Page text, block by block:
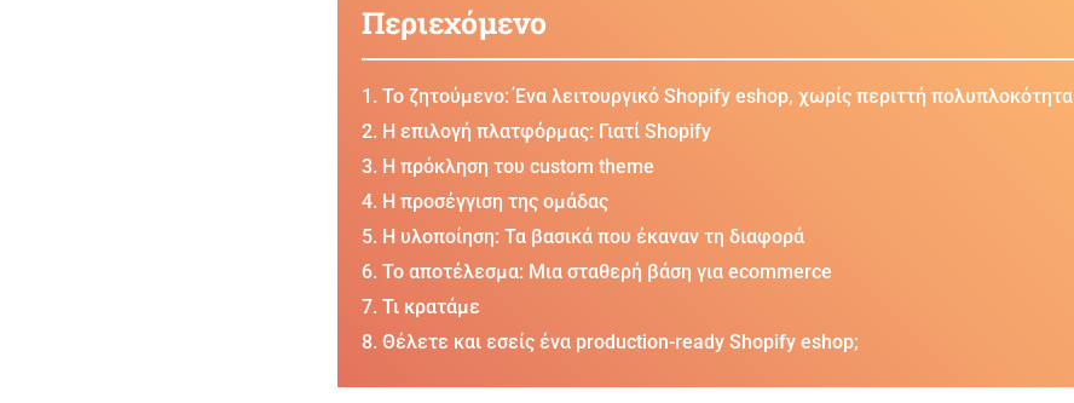
Περιεχόμενο
Το ζητούμενο: Ένα λειτουργικό Shopify eshop, χωρίς περιττή πολυπλοκότητα
Η επιλογή πλατφόρμας: Γιατί Shopify
Η πρόκληση του custom theme
Η προσέγγιση της ομάδας
Η υλοποίηση: Τα βασικά που έκαναν τη διαφορά
Το αποτέλεσμα: Μια σταθερή βάση για ecommerce
Τι κρατάμε
Θέλετε και εσείς ένα production-ready Shopify eshop;